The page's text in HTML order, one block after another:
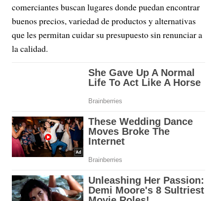
comerciantes buscan lugares donde puedan encontrar
buenos precios, variedad de productos y alternativas
que les permitan cuidar su presupuesto sin renunciar a
la calidad.